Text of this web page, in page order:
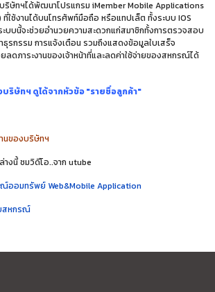
บริษัทฯได้พัฒนาโปรแกรม iMember Mobile Applications
ใช้งานได้บนโทรศัพท์มือถือ หรือแทปเล็ต ทั้งระบบ IOS
บบนี้จะช่วยอำนวยความสะดวกแก่สมาชิกทั้งการตรวจสอบ
รกรรม การแจ้งเตือน รวมถึงแสดงข้อมูลใบเสร็จ
ลดภาระงานของเจ้าหน้าที่และลดค่าใช้จ่ายของสหกรณ์ได้
บริษัทฯ ดูได้จากหัวข้อ "รายชื่อลูกค้า"
นของบริษัทฯ
งนี้ ชมวิดีโอ..จาก utube
ออมทรัพย์ Web&Mobile Application
สหกรณ์